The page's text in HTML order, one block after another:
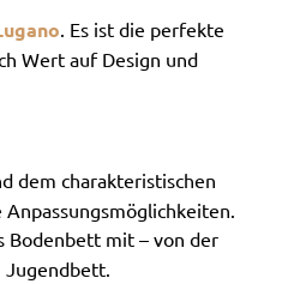
. Es ist die perfekte
Wert auf Design und
dem charakteristischen
Bodenbett mit – von der
Jugendbett.